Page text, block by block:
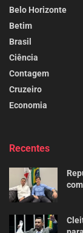
Belo Horizonte
Betim
Brasil
Ciência
Contagem
Cruzeiro
Economia
Recentes